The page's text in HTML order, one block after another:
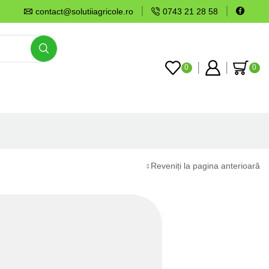
contact@solutiiagricole.ro 0743 21 28 58
0 0
Reveniți la pagina anterioară